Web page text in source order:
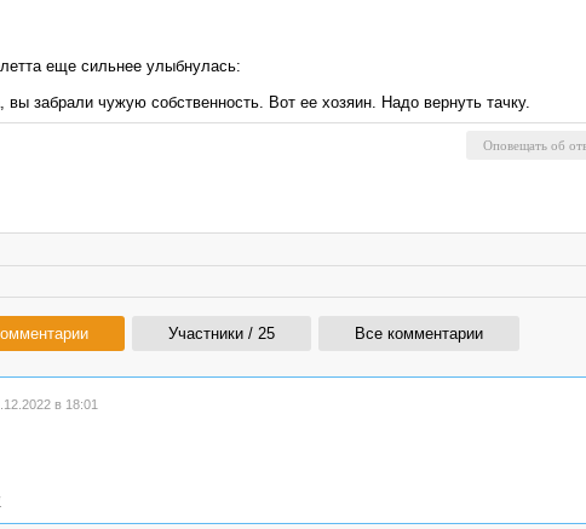
еще сильнее улыбнулась:
забрали чужую собственность. Вот ее хозяин. Надо вернуть тачку.
Участники / 25 Все комментарии
в 18:01